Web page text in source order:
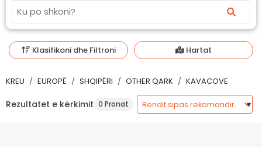
Klasifikoni dhe Filtroni Hartat
KREU EUROPË SHQIPËRI OTHER QARK KAVACOVE
Rezultatet e kërkimit 0 Pronat